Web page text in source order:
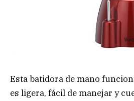
Esta batidora de mano
es ligera, fácil de manejar y